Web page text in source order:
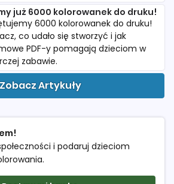
już 6000 kolorowanek do druku!
6000 kolorowanek do druku!
co udało się stworzyć i jak
PDF-y pomagają dzieciom w
zabawie.
Zobacz Artykuły
i podaruj dzieciom